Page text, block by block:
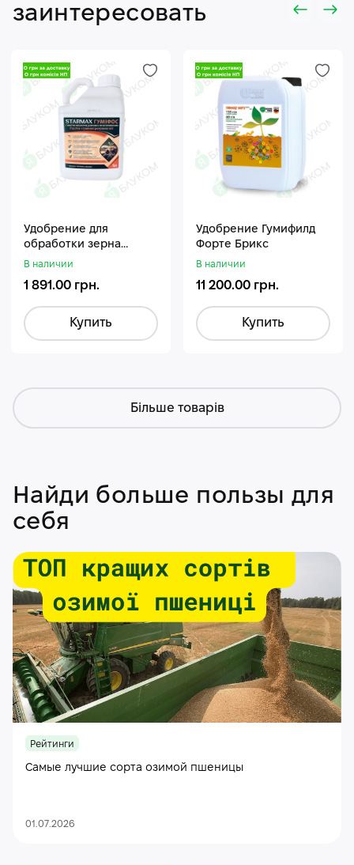
заинтересовать
Удобрение для
обработки зерна
Стармакс Гумифос
В наличии
1 891.00 грн.
Купить
Удобрение Гумифилд
Форте Брикс
В наличии
11 200.00 грн.
Купить
Більше товарів
Найди больше пользы для
себя
Рейтинги
Самые лучшие сорта озимой пшеницы
01.07.2026